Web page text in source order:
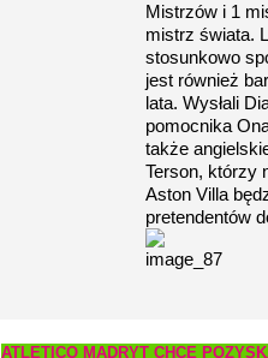
Mistrzów i 1
mistrz świata.
stosunkowo
jest również
lata. Wysłali
pomocnika
także
Terson, którzy
Aston Villa
pretendentów
ATLETICO MADRYT CHCE